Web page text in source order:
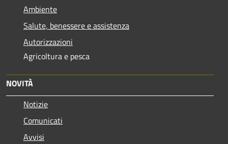
Ambiente
Salute, benessere e assistenza
Autorizzazioni
Agricoltura e pesca
NOVITÀ
Notizie
Comunicati
Avvisi